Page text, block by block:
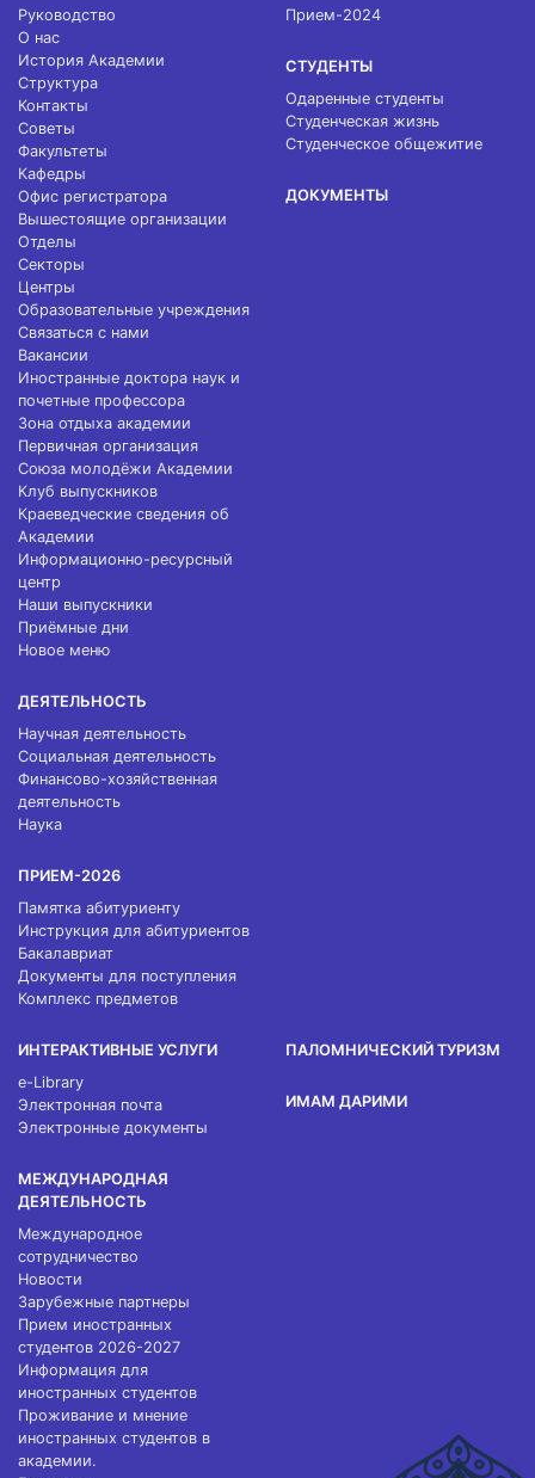
Руководство
О нас
История Академии
Структура
Контакты
Советы
Факультеты
Кафедры
Офис регистратора
Вышестоящие организации
Отделы
Секторы
Центры
Образовательные учреждения
Связаться с нами
Вакансии
Иностранные доктора наук и
почетные профессора
Зона отдыха академии
Первичная организация
Союза молодёжи Академии
Клуб выпускников
Краеведческие сведения об
Академии
Информационно-ресурсный
центр
Наши выпускники
Приёмные дни
Новое меню
ДЕЯТЕЛЬНОСТЬ
Научная деятельность
Социальная деятельность
Финансово-хозяйственная
деятельность
Наука
ПРИЕМ-2026
Памятка абитуриенту
Инструкция для абитуриентов
Бакалавриат
Документы для поступления
Комплекс предметов
Прием-2024
СТУДЕНТЫ
Одаренные студенты
Студенческая жизнь
Студенческое общежитие
ДОКУМЕНТЫ
ИНТЕРАКТИВНЫЕ УСЛУГИ
e-Library
Электронная почта
Электронные документы
МЕЖДУНАРОДНАЯ
ДЕЯТЕЛЬНОСТЬ
Международное
сотрудничество
Новости
Зарубежные партнеры
Прием иностранных
студентов 2026-2027
Информация для
иностранных студентов
Проживание и мнение
иностранных студентов в
академии.
ПАЛОМНИЧЕСКИЙ ТУРИЗМ
ИМАМ ДАРИМИ